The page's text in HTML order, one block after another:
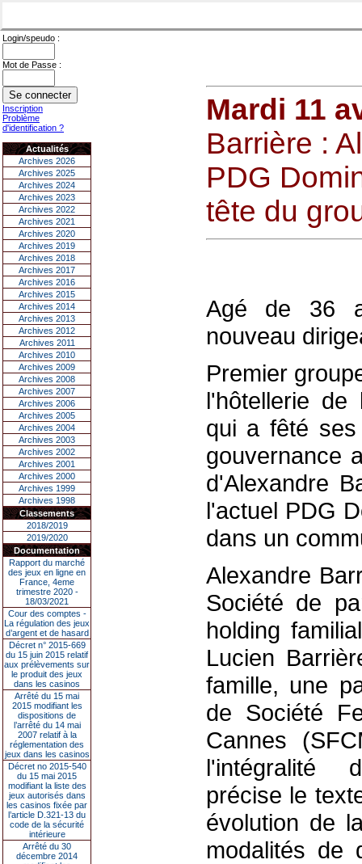
Login/speudo :
Mot de Passe :
Inscription
Problème
d'identification ?
Actualités
Archives 2026
Archives 2025
Archives 2024
Archives 2023
Archives 2022
Archives 2021
Archives 2020
Archives 2019
Archives 2018
Archives 2017
Archives 2016
Archives 2015
Archives 2014
Archives 2013
Archives 2012
Archives 2011
Archives 2010
Archives 2009
Archives 2008
Archives 2007
Archives 2006
Archives 2005
Archives 2004
Archives 2003
Archives 2002
Archives 2001
Archives 2000
Archives 1999
Archives 1998
Classements
2018/2019
2019/2020
Documentation
Rapport du marché
des jeux en ligne en
France, 4eme
trimestre 2020 -
18/03/2021
Cour des comptes -
La régulation des jeux
d’argent et de hasard
Décret n° 2015-669
du 15 juin 2015 relatif
aux prélèvements sur
le produit des jeux
dans les casinos
Arrêté du 15 mai
2015 modifiant les
dispositions de
l’arrêté du 14 mai
2007 relatif à la
réglementation des
jeux dans les casinos
Décret no 2015-540
du 15 mai 2015
modifiant la liste des
jeux autorisés dans
les casinos fixée par
l’article D.321-13 du
code de la sécurité
intérieure
Arrêté du 30
décembre 2014
Mardi 11
Barrière :
PDG
tête du
Agé de 36
nouveau
Premier
l'hôtellerie
qui a fêté
gouvernance
d'Alexandre
l'actuel PDG
dans un
Alexandre
Société de
holding
Lucien
famille, une
de Société
Cannes
l'intégralité
précise le
évolution de
modalités de